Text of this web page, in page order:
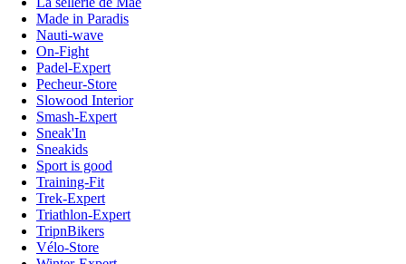
Made in Paradis
Nauti-wave
On-Fight
Padel-Expert
Pecheur-Store
Slowood Interior
Smash-Expert
Sneak'In
Sneakids
Sport is good
Training-Fit
Trek-Expert
Triathlon-Expert
TripnBikers
Vélo-Store